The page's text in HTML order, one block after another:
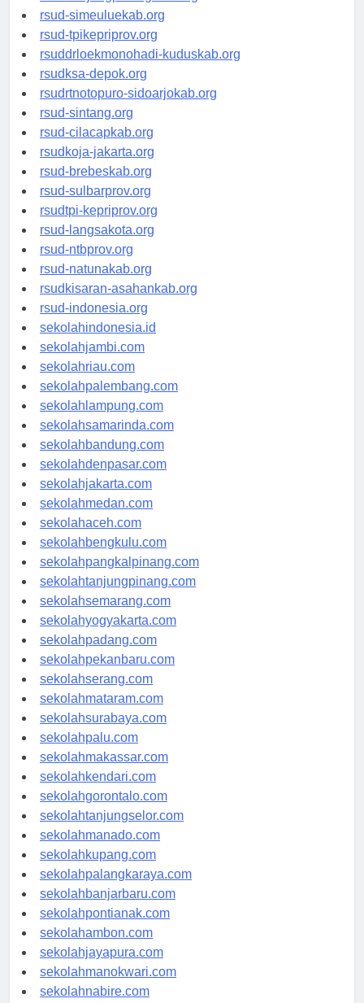
rsud-tanjungpinangkota.org
rsud-simeuluekab.org
rsud-tpikepriprov.org
rsuddrloekmonohadi-kuduskab.org
rsudksa-depok.org
rsudrtnotopuro-sidoarjokab.org
rsud-sintang.org
rsud-cilacapkab.org
rsudkoja-jakarta.org
rsud-brebeskab.org
rsud-sulbarprov.org
rsudtpi-kepriprov.org
rsud-langsakota.org
rsud-ntbprov.org
rsud-natunakab.org
rsudkisaran-asahankab.org
rsud-indonesia.org
sekolahindonesia.id
sekolahjambi.com
sekolahriau.com
sekolahpalembang.com
sekolahlampung.com
sekolahsamarinda.com
sekolahbandung.com
sekolahdenpasar.com
sekolahjakarta.com
sekolahmedan.com
sekolahaceh.com
sekolahbengkulu.com
sekolahpangkalpinang.com
sekolahtanjungpinang.com
sekolahsemarang.com
sekolahyogyakarta.com
sekolahpadang.com
sekolahpekanbaru.com
sekolahserang.com
sekolahmataram.com
sekolahsurabaya.com
sekolahpalu.com
sekolahmakassar.com
sekolahkendari.com
sekolahgorontalo.com
sekolahtanjungselor.com
sekolahmanado.com
sekolahkupang.com
sekolahpalangkaraya.com
sekolahbanjarbaru.com
sekolahpontianak.com
sekolahambon.com
sekolahjayapura.com
sekolahmanokwari.com